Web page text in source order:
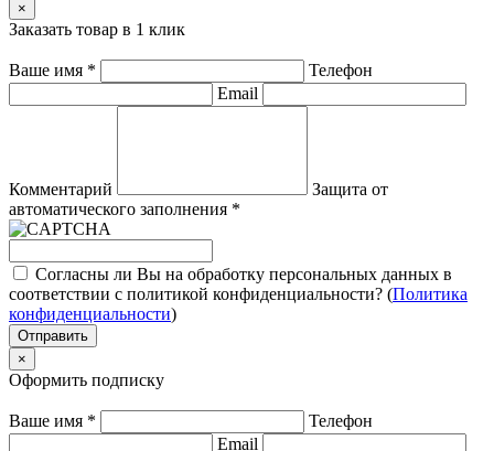
×
Заказать товар в 1 клик
Ваше имя *
Телефон
Email
Комментарий
Защита от
автоматического заполнения *
Согласны ли Вы на обработку персональных данных в
соответствии с политикой конфиденциальности? (Политика
конфиденциальности)
Отправить
×
Оформить подписку
Ваше имя *
Телефон
Email